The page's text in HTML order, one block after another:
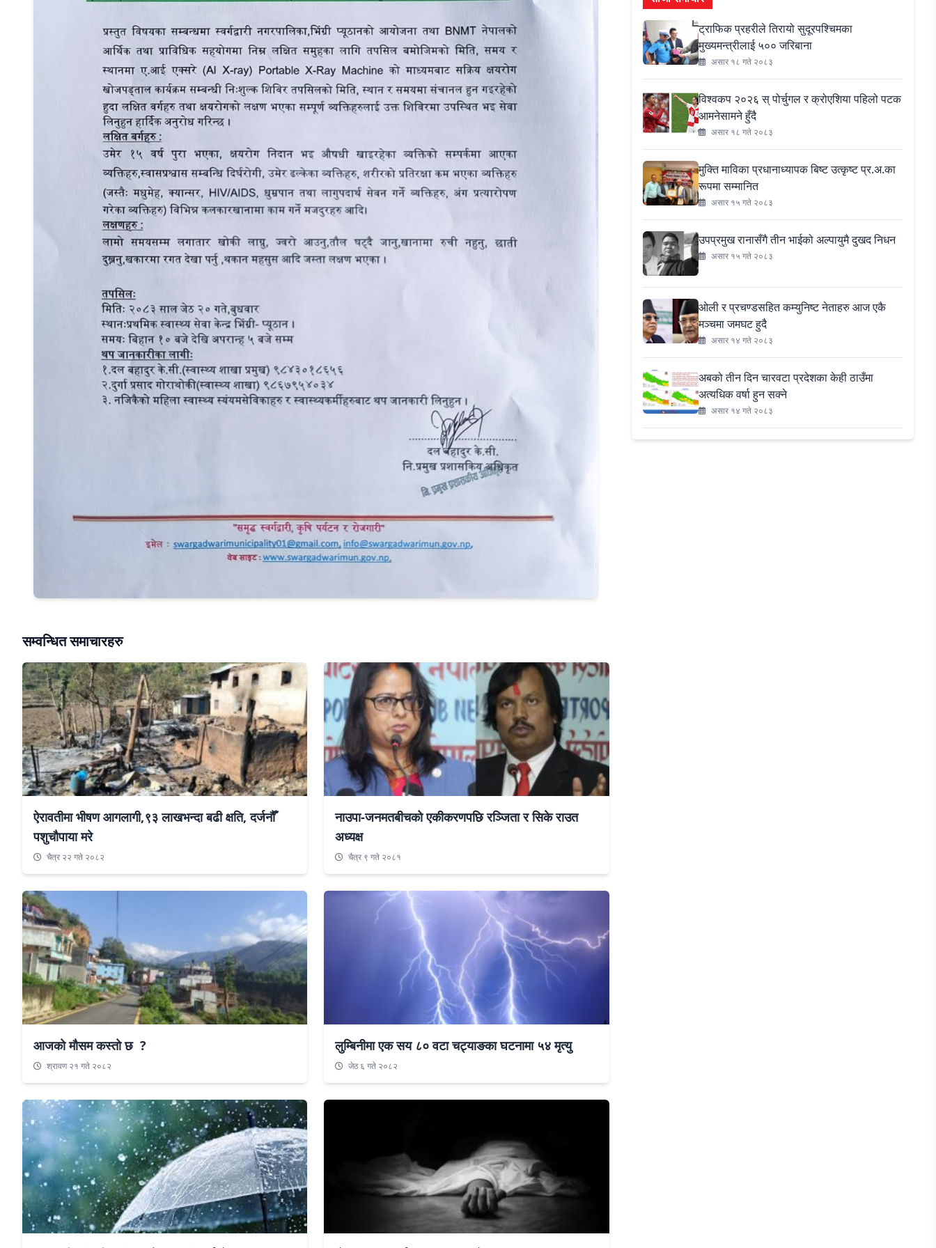
सम्वन्धित समाचारहरु
ऐरावतीमा भीषण आगलागी,९३ लाखभन्दा बढी क्षति, दर्जनौँ
पशुचौपाया मरे
चैत्र २२ गते २०८२
नाउपा-जनमतबीचको एकीकरणपछि रञ्जिता र सिके राउत
अध्यक्ष
चैत्र ९ गते २०८१
आजको मौसम कस्तो छ ?
श्रावण २१ गते २०८२
लुम्बिनीमा एक सय ८० वटा चट्याङका घटनामा ५४ मृत्यु
जेठ ६ गते २०८२
ट्राफिक प्रहरीले तिरायो सुदूरपश्चिमका
मुख्यमन्त्रीलाई ५०० जरिबाना
असार १८ गते २०८३
विश्वकप २०२६ स् पोर्चुगल र क्रोएशिया पहिलो पटक
आमनेसामने हुँदै
असार १८ गते २०८३
मुक्ति माविका प्रधानाध्यापक बिष्ट उत्कृष्ट प्र.अ.का
रूपमा सम्मानित
असार १५ गते २०८३
उपप्रमुख रानासँगै तीन भाईको अल्पायुमै दुखद निधन
असार १५ गते २०८३
ओली र प्रचण्डसहित कम्युनिष्ट नेताहरु आज एकै
मञ्चमा जमघट हुदै
असार १४ गते २०८३
अबको तीन दिन चारवटा प्रदेशका केही ठाउँमा
अत्यधिक वर्षा हुन सक्ने
असार १४ गते २०८३